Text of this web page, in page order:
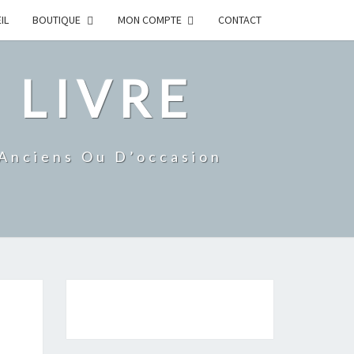
BOUTIQUE MON COMPTE CONTACT
LIVRE
Ou D’occasion